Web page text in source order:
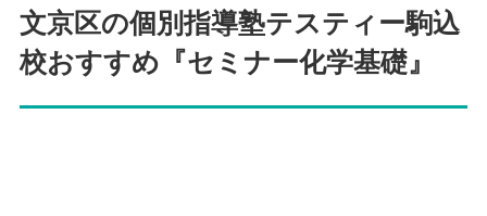
文京区の個別指導塾テスティー駒込
校おすすめ『セミナー化学基礎』